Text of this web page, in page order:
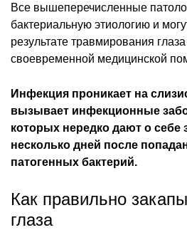
Все вышеперечисленные
бактериальную этиологию и
результате травмирования
своевременной медицинской
Инфекция проникает на
вызывает инфекционные
которых нередко дают о себе
несколько дней после
патогенных бактерий.
Как правильно
глаза